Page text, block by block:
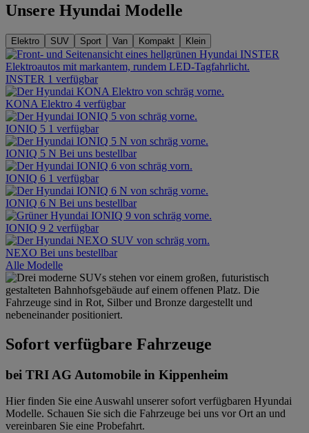
Unsere Hyundai Modelle
Elektro SUV Sport Van Kompakt Klein
INSTER 1 verfügbar
KONA Elektro 4 verfügbar
IONIQ 5 1 verfügbar
IONIQ 5 N Bei uns bestellbar
IONIQ 6 1 verfügbar
IONIQ 6 N Bei uns bestellbar
IONIQ 9 2 verfügbar
NEXO Bei uns bestellbar
Alle Modelle
Sofort verfügbare Fahrzeuge
bei TRI AG Automobile in Kippenheim
Hier finden Sie eine Auswahl unserer sofort verfügbaren Hyundai
Modelle. Schauen Sie sich die Fahrzeuge bei uns vor Ort an und
vereinbaren Sie eine Probefahrt.